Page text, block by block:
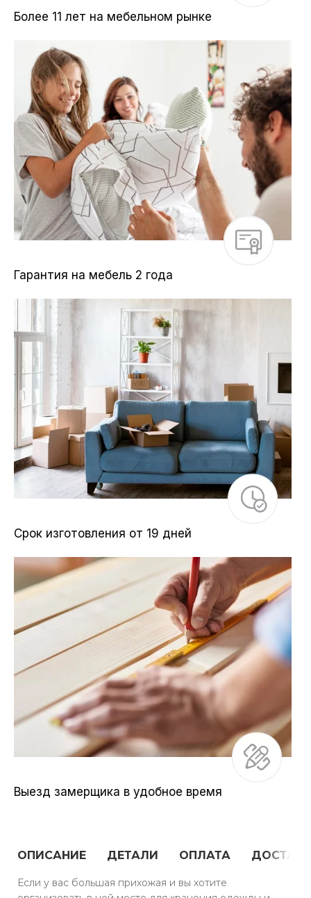
Более 11 лет на мебельном рынке
Гарантия на мебель 2 года
Срок изготовления от 19 дней
Выезд замерщика в удобное время
ОПИСАНИЕ ДЕТАЛИ ОПЛАТА
Если у вас большая прихожая и вы хотите